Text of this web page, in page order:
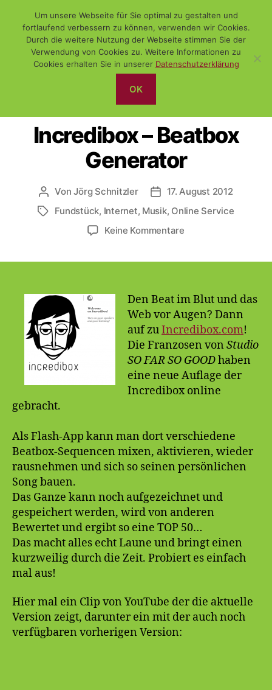
WiSch
Kategorien
FUNDSTÜCK
Incredibox – Beatbox
Generator
Beitragsautor
VonJörg Schnitzler Veröffentlichungsdatum
17. August 2012
Schlagwörter
Fundstück, Internet, Musik, Online Service
Keine Kommentarezu
Den Beat im Blut und das
Web vor Augen? Dann
auf zuIncredibox.com!
Die Franzosen von Studio
SO FAR SO GOODhaben
eine neue Auflage der
Incredibox online
gebracht.
Als Flash-App kann man dort verschiedene
Beatbox-Sequencen mixen, aktivieren, wieder
rausnehmen und sich so seinen persönlichen
Song bauen.
Das Ganze kann noch aufgezeichnet und
gespeichert werden, wird von anderen
Bewertet und ergibt so eine TOP 50…
Das macht alles echt Laune und bringt einen
kurzweilig durch die Zeit. Probiert es einfach
mal aus!
Hier mal ein Clip von YouTube der die aktuelle
Version zeigt, darunter ein mit der auch noch
verfügbaren vorherigen Version:
Um unsere Webseite für Sie optimal zu gestalten und
fortlaufend verbessern zu können, verwenden wir Cookies.
Durch die weitere Nutzung der Webseite stimmen Sie der
Verwendung von Cookies zu. Weitere Informationen zu
Cookies erhalten Sie in unserer Datenschutzerklärung
OK